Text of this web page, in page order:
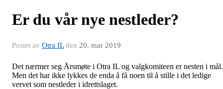
Er du vår nye nestleder?
Postet av Otra ILden 20. mar 2019
Det nærmer seg Årsmøte i Otra IL og valgkomiteen er nesten i mål.
Men det har ikke lykkes de enda å få noen til å stille i det ledige
vervet som nestleder i idrettslaget.